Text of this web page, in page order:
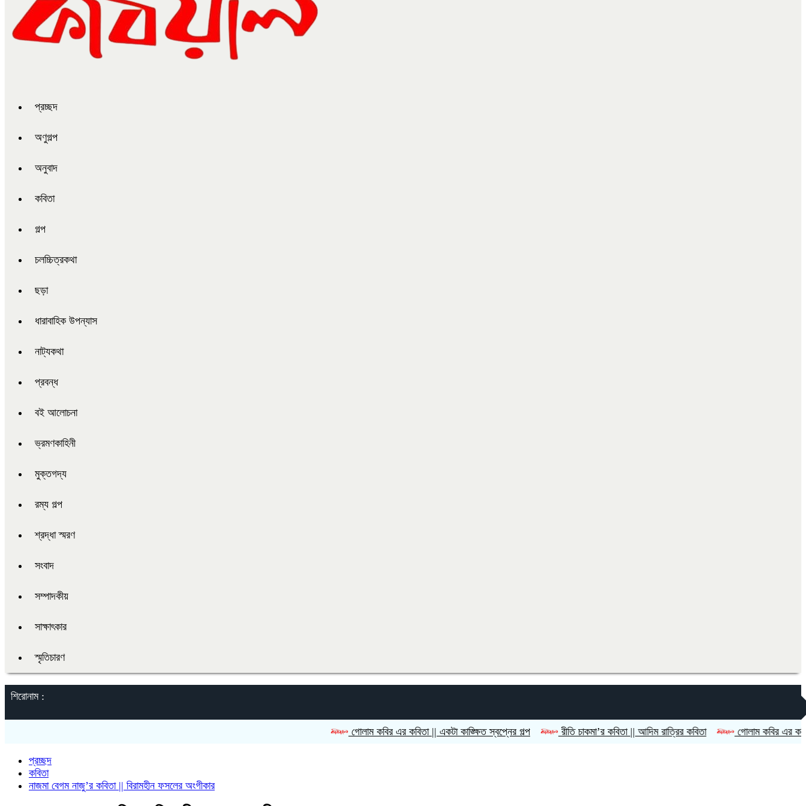
প্রচ্ছদ
অণুগল্প
অনুবাদ
কবিতা
গল্প
চলচ্চিত্রকথা
ছড়া
ধারাবাহিক উপন্যাস
নাট্যকথা
প্রবন্ধ
বই আলোচনা
ভ্রমণকাহিনী
মুক্তগদ্য
রম্য গল্প
শ্রদ্ধা স্মরণ
সংবাদ
সম্পাদকীয়
সাক্ষাৎকার
স্মৃতিচারণ
শিরোনাম :
গোলাম কবির এর কবিতা || একটা কাঙ্ক্ষিত স্বপ্নের গল্প রীতি চাকমা’র কবিতা || আদিম রাত্রির কবিতা গোলাম কবির এর কবিতা ||
প্রচ্ছদ
কবিতা
নাজমা বেগম নাজু’র কবিতা || বিরামহীন ফসলের অংগীকার